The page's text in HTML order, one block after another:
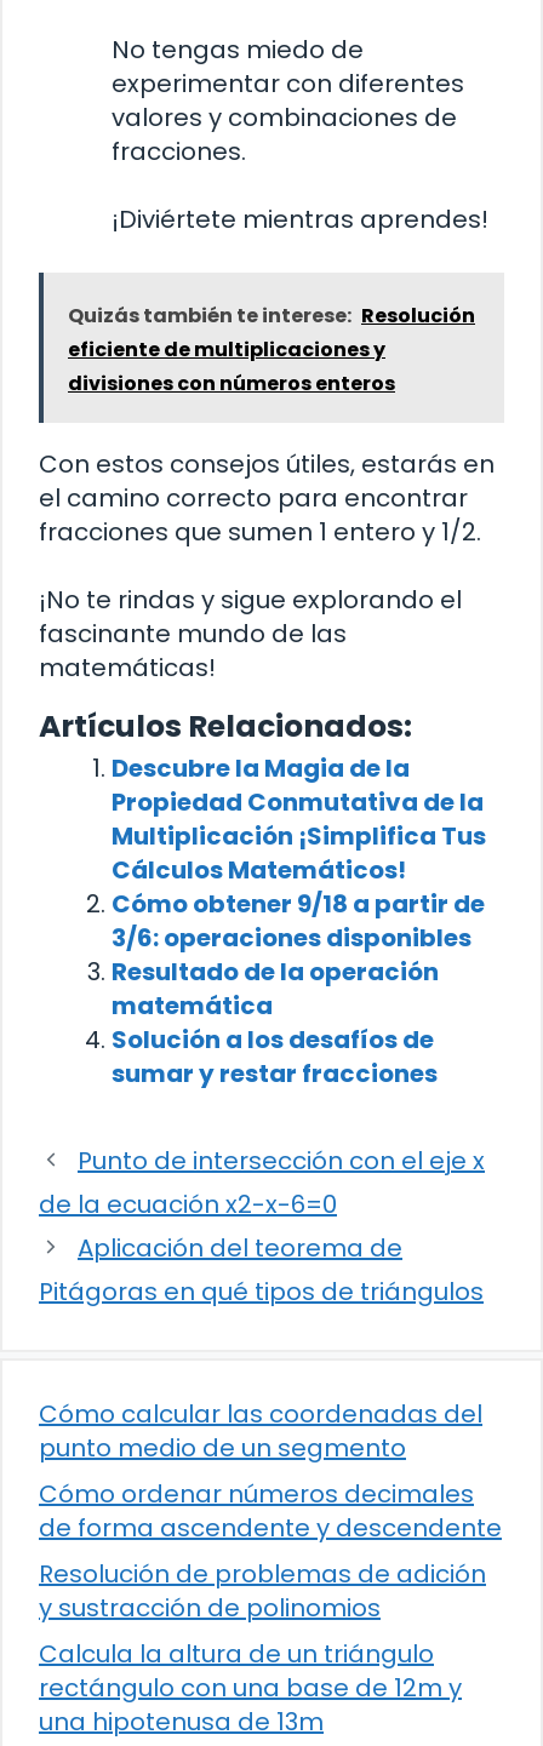
No tengas miedo de
experimentar con diferentes
valores y combinaciones de
fracciones.
¡Diviértete mientras aprendes!
Quizás también te interese: Resolución
eficiente de multiplicaciones y
divisiones con números enteros
Con estos consejos útiles, estarás en
el camino correcto para encontrar
fracciones que sumen 1 entero y 1/2.
¡No te rindas y sigue explorando el
fascinante mundo de las
matemáticas!
Artículos Relacionados:
Descubre la Magia de la
Propiedad Conmutativa de la
Multiplicación ¡Simplifica Tus
Cálculos Matemáticos!
Cómo obtener 9/18 a partir de
3/6: operaciones disponibles
Resultado de la operación
matemática
Solución a los desafíos de
sumar y restar fracciones
Punto de intersección con el eje x
de la ecuación x2-x-6=0
Aplicación del teorema de
Pitágoras en qué tipos de triángulos
Cómo calcular las coordenadas del
punto medio de un segmento
Cómo ordenar números decimales
de forma ascendente y descendente
Resolución de problemas de adición
y sustracción de polinomios
Calcula la altura de un triángulo
rectángulo con una base de 12m y
una hipotenusa de 13m